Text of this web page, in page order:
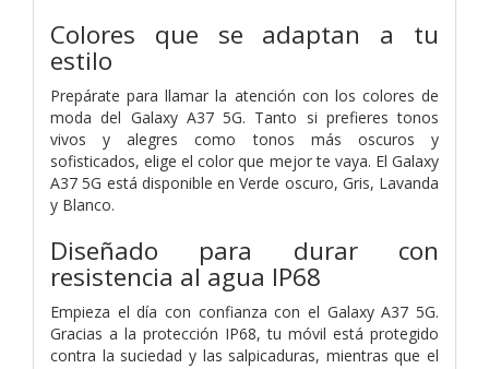
Colores que se adaptan a tu
estilo
Prepárate para llamar la atención con los colores de
moda del Galaxy A37 5G. Tanto si prefieres tonos
vivos y alegres como tonos más oscuros y
sofisticados, elige el color que mejor te vaya. El Galaxy
A37 5G está disponible en Verde oscuro, Gris, Lavanda
y Blanco.
Diseñado para durar con
resistencia al agua IP68
Empieza el día con confianza con el Galaxy A37 5G.
Gracias a la protección IP68, tu móvil está protegido
contra la suciedad y las salpicaduras, mientras que el